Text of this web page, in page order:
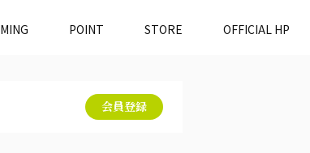
POINT STORE OFFICIAL HP
会員登録